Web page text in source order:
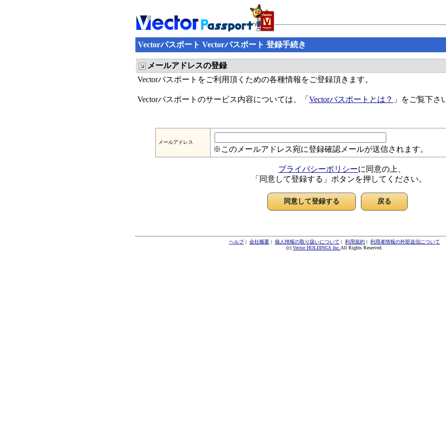
Vectorパスポート Vectorパスポート 登録手続き
メールアドレスの登録
Vectorパスポートをご利用頂くための各種情報をご登録頂きます。
Vectorパスポートのサービス内容については、「 Vectorパスポートとは？ 」をご覧下さ
メールアドレス
※このメールアドレス宛に登録確認メールが送信されます。
プライバシーポリシーに同意の上、
「同意して登録する」ボタンを押してください。
ヘルプ| 会社概要 | 個人情報の取り扱いについて | 利用規約 | 利用者情報の外部送信について
(c) Vector HOLDINGS Inc. All Rights Reserved.